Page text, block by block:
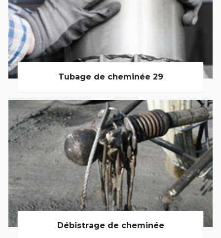
Tubage de cheminée 29
Débistrage de cheminée